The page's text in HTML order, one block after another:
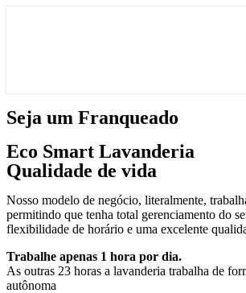
Seja um Franqueado
Eco Smart Lavanderia
Qualidade de vida
Nosso modelo de negócio, literalmente,
permitindo que tenha total gerenciamento do
flexibilidade de horário e uma excelente
Trabalhe apenas 1 hora por dia.
As outras 23 horas a lavanderia trabalha de
autônoma